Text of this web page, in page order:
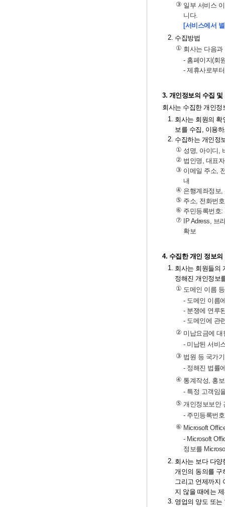
③ 일부 서비스
니다.
[서비스에서
2. 수집방법
① 회사는 다음
- 홈페이지(회
- 제휴사로부
3. 개인정보의 수집 및
회사는 수집한 개인
1. 회사는 회원의 확
보를 수집, 이용
2. 수집하는 개인정
① 성명, 아이디,
② 법인명, 대표
③ 이메일 주소,
내
④ 은행계좌정보
⑤ 주소, 전화번
⑥ 주민등록번호
⑦
IP Adress, 브
확보
4. 수집한 개인 정보
1. 회사는 회원들의
정해진 개인정보
① 도메인 이름
- 도메인 이름
- 분쟁에 연루
- 도메인에 관
② 미납요금에
- 미납된 서비
③ 법원 등 국가
- 정해진 법률
④ 통계작성, 홍
- 특정 고객임
⑤ 개인정보보안
- 주민등록번
⑥ Microsoft
- Microsoft
정보를
2. 회사는 보다 다양
개인의 동의를 구
그리고 언제까지
지 않을 때에는
3. 영업의 양도 또는